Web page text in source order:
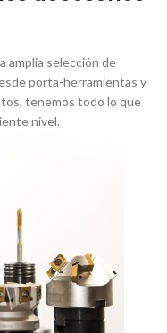
amplia selección de
porta-herramientas y
tenemos todo lo que
nivel.